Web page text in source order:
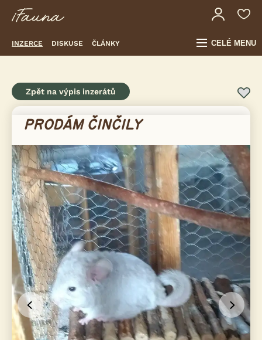
INZERCE DISKUSE ČLÁNKY CELÉ MENU
Zpět na výpis inzerátů
PRODÁM ČINČILY